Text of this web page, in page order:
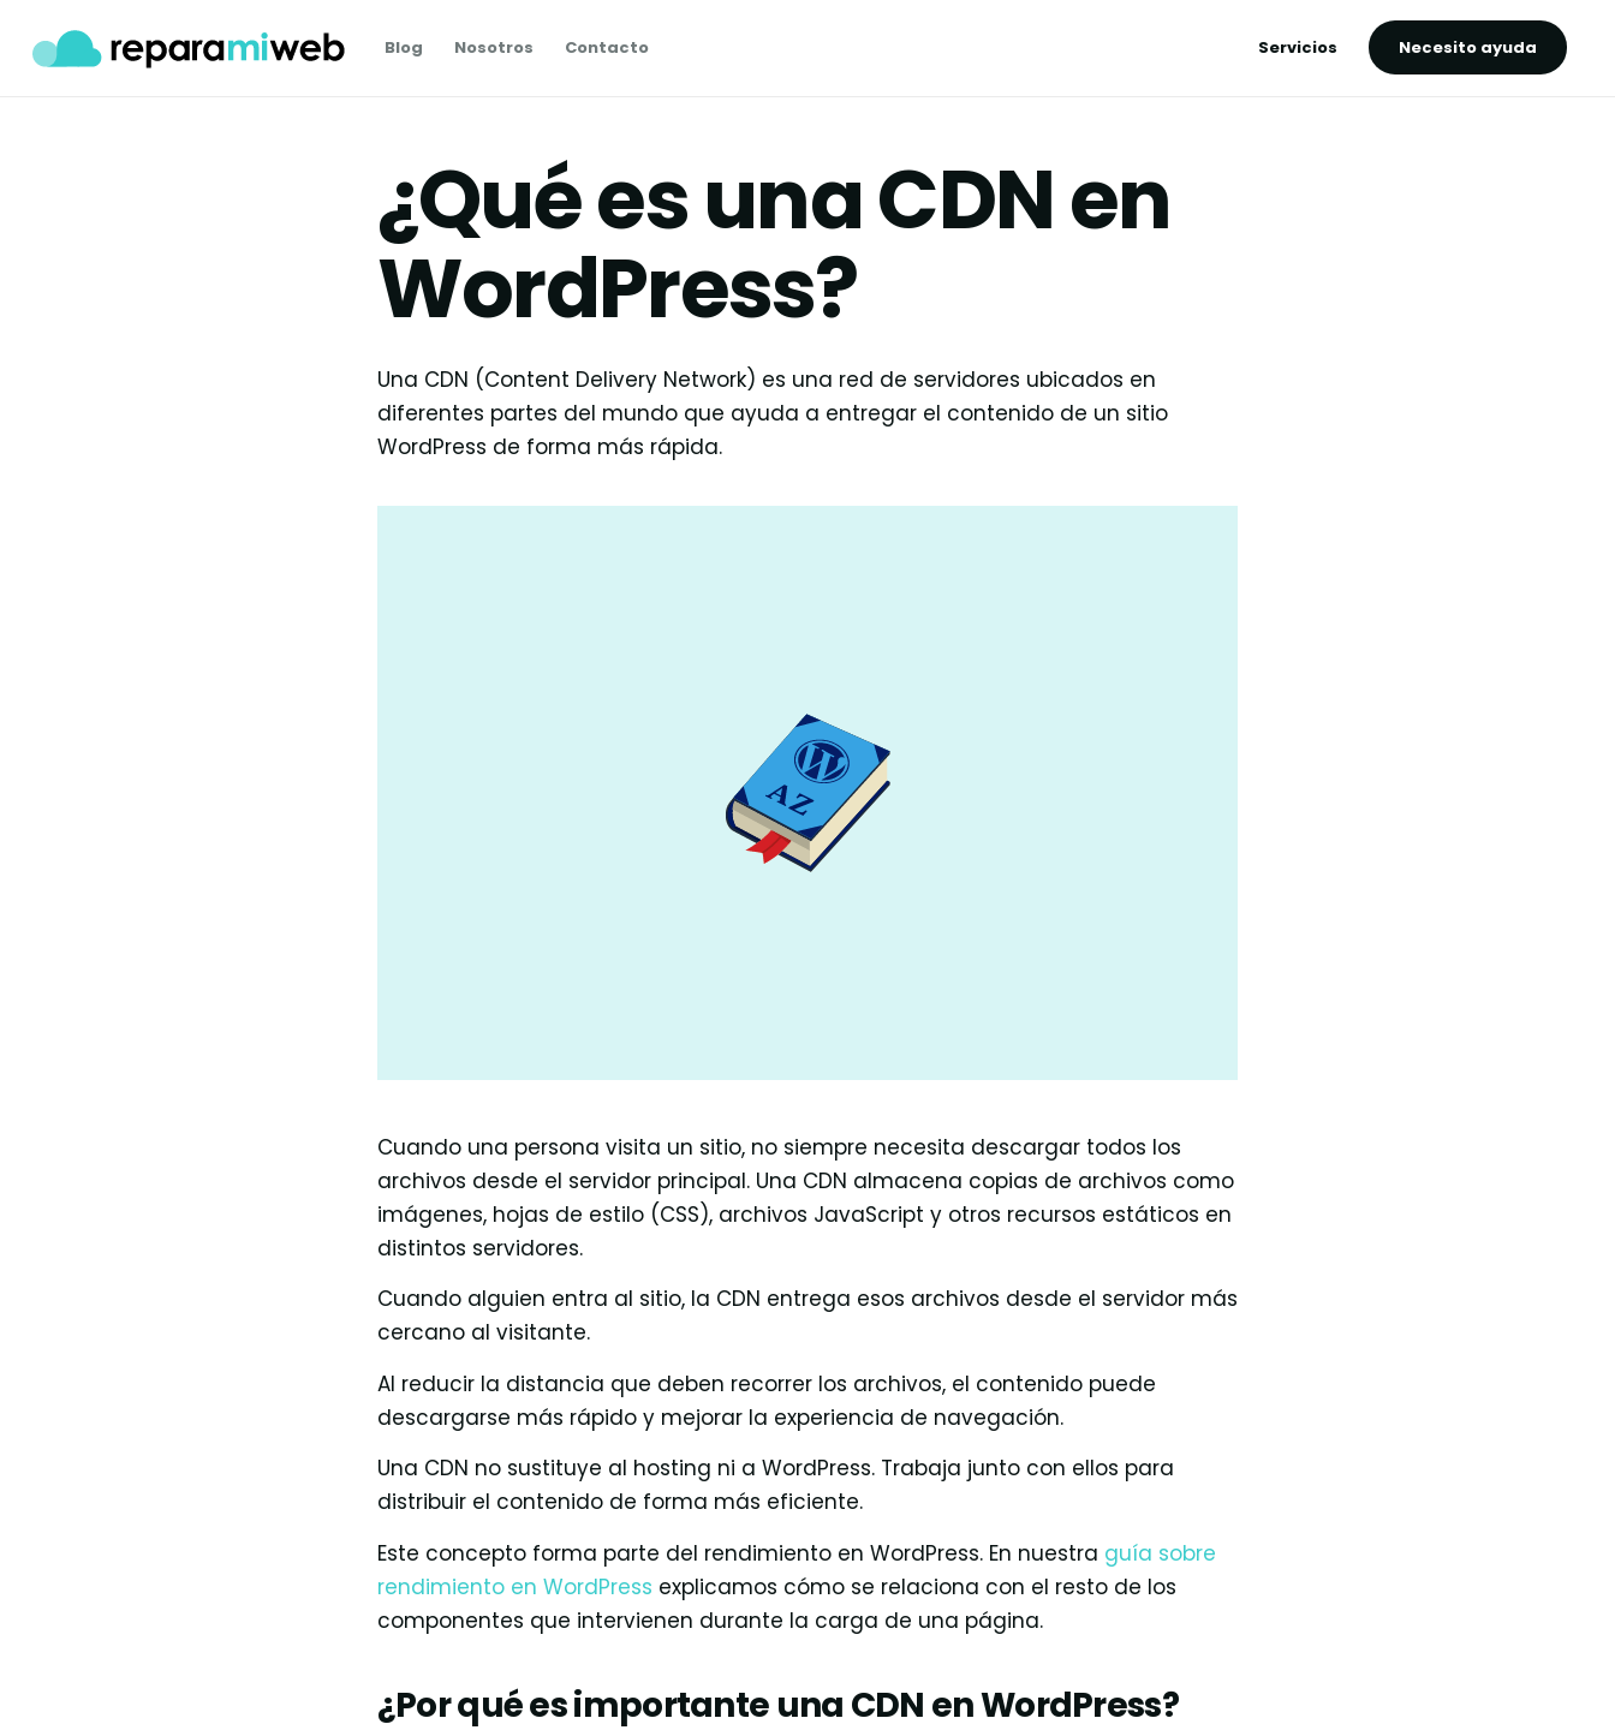
Blog Nosotros Contacto Servicios Necesito ayuda
¿Qué es una CDN en
WordPress?
Una CDN (Content Delivery Network) es una red de servidores ubicados en
diferentes partes del mundo que ayuda a entregar el contenido de un sitio
WordPress de forma más rápida.
Cuando una persona visita un sitio, no siempre necesita descargar todos los
archivos desde el servidor principal. Una CDN almacena copias de archivos como
imágenes, hojas de estilo (CSS), archivos JavaScript y otros recursos estáticos en
distintos servidores.
Cuando alguien entra al sitio, la CDN entrega esos archivos desde el servidor más
cercano al visitante.
Al reducir la distancia que deben recorrer los archivos, el contenido puede
descargarse más rápido y mejorar la experiencia de navegación.
Una CDN no sustituye al hosting ni a WordPress. Trabaja junto con ellos para
distribuir el contenido de forma más eficiente.
Este concepto forma parte del rendimiento en WordPress. En nuestra guía sobre
rendimiento en WordPress explicamos cómo se relaciona con el resto de los
componentes que intervienen durante la carga de una página.
¿Por qué es importante una CDN en WordPress?